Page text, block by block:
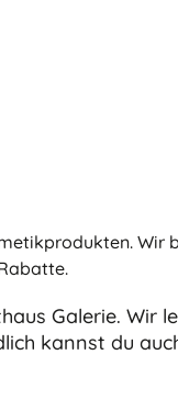
Wir
Galerie. Wir
kannst du